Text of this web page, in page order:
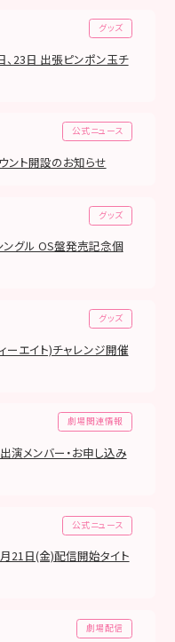
グッズ
、23日 出張ピンポン玉チ
公式ニュース
ント開設のお知らせ
グッズ
ングル OS盤発売記念個
グッズ
ーエイト)チャレンジ開催
劇場関連情報
演メンバー・お申し込み
公式ニュース
21日(金)配信開始タイト
劇場配信